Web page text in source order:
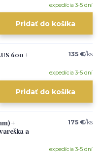
expedícia 3-5 dní
Pridať do košíka
600 +
135 €/ks
expedícia 3-5 dní
Pridať do košíka
+
a
175 €/ks
expedícia 3-5 dní